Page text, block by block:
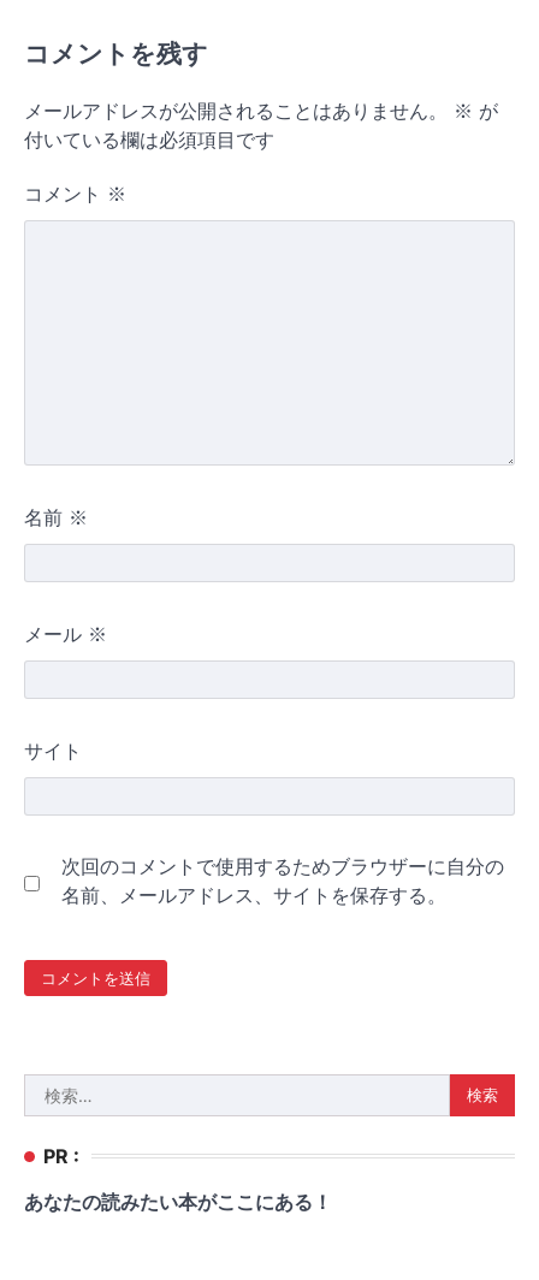
コメントを残す
メールアドレスが公開されることはありません。 ※ が
付いている欄は必須項目です
コメント ※
名前 ※
メール ※
サイト
次回のコメントで使用するためブラウザーに自分の
名前、メールアドレス、サイトを保存する。
索:
PR :
あなたの読みたい本がここにある！